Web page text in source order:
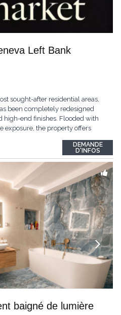
Left Bank
sought-after residential areas,
been completely redesigned
end finishes. Flooded with
exposure, the property offers
areas, and a spacious terrace
...
DEMANDE
D'INFOS
baigné de lumière